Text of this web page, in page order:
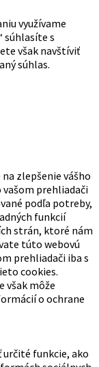
využívame
súhlasíte s
však navštíviť
súhlas.